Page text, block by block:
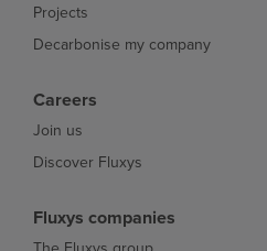
Projects
Decarbonise my company
Careers
Join us
Discover Fluxys
Fluxys companies